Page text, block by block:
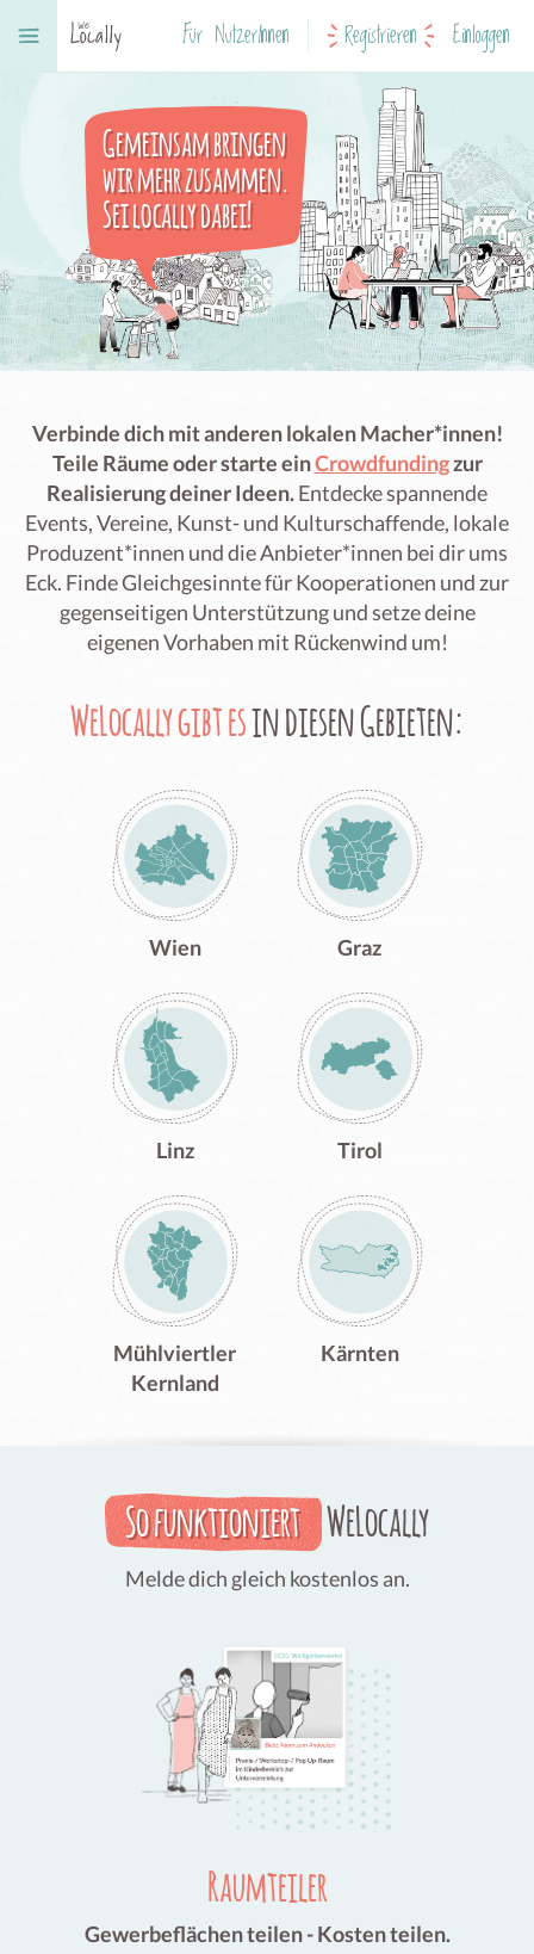
Für NutzerInnen Registrieren Einloggen
Gemeinsam bringen
wir mehr zusammen.
Sei locally dabei!
Verbinde dich mit anderen lokalen Macher*innen!
Teile Räume oder starte einCrowdfundingzur
Realisierung deiner Ideen.Entdecke spannende
Events, Vereine, Kunst- und Kulturschaffende, lokale
Produzent*innen und die Anbieter*innen bei dir ums
Eck. Finde Gleichgesinnte für Kooperationen und zur
gegenseitigen Unterstützung und setze deine
eigenen Vorhaben mit Rückenwind um!
WeLocally gibt esin diesen Gebieten:
Wien Graz
Linz Tirol
Mühlviertler
Kernland
Kärnten
So funktioniert WeLocally
Melde dich gleich kostenlos an.
Raumteiler
Gewerbeflächen teilen - Kosten teilen.